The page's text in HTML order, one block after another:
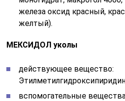
железа оксид красный,
желтый).
МЕКСИДОЛ уколы
действующее вещество:
вспомогательные